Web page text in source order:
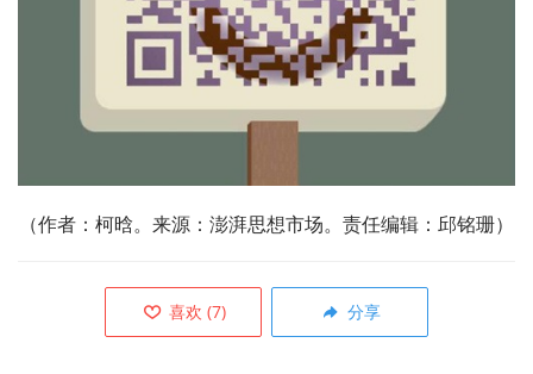
（作者：柯晗。来源：澎湃思想市场。责任编辑：邱铭珊）
喜欢 (7) 分享